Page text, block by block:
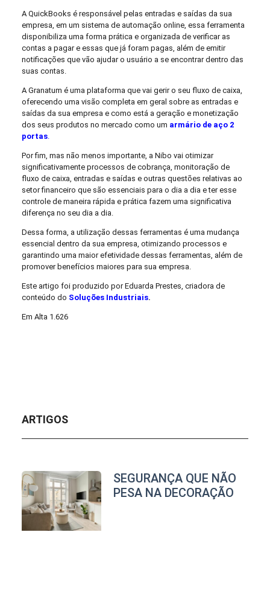
A QuickBooks é responsável pelas entradas e saídas da sua
empresa, em um sistema de automação online, essa ferramenta
disponibiliza uma forma prática e organizada de verificar as
contas a pagar e essas que já foram pagas, além de emitir
notificações que vão ajudar o usuário a se encontrar dentro das
suas contas.
A Granatum é uma plataforma que vai gerir o seu fluxo de caixa,
oferecendo uma visão completa em geral sobre as entradas e
saídas da sua empresa e como está a geração e monetização
dos seus produtos no mercado como um armário de aço 2
portas.
Por fim, mas não menos importante, a Nibo vai otimizar
significativamente processos de cobrança, monitoração de
fluxo de caixa, entradas e saídas e outras questões relativas ao
setor financeiro que são essenciais para o dia a dia e ter esse
controle de maneira rápida e prática fazem uma significativa
diferença no seu dia a dia.
Dessa forma, a utilização dessas ferramentas é uma mudança
essencial dentro da sua empresa, otimizando processos e
garantindo uma maior efetividade dessas ferramentas, além de
promover benefícios maiores para sua empresa.
Este artigo foi produzido por Eduarda Prestes, criadora de
conteúdo do Soluções Industriais.
Em Alta 1.626
ARTIGOS
SEGURANÇA QUE NÃO
PESA NA DECORAÇÃO